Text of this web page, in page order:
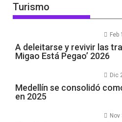
Turismo
Feb
A deleitarse y revivir las
Migao Está Pegao’ 2026
Dic
Medellín se consolidó
en 2025
Nov